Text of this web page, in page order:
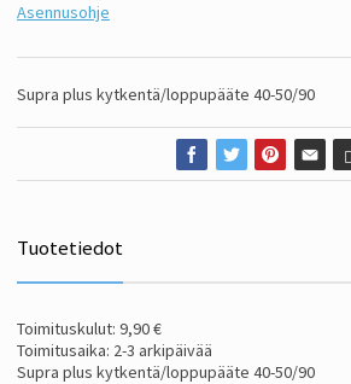
Asennusohje
Supra plus kytkentä/loppupääte 40-50/90
Tuotetiedot
Toimituskulut: 9,90 €
Toimitusaika: 2-3 arkipäivää
Supra plus kytkentä/loppupääte 40-50/90